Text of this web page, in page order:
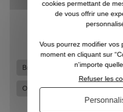
19,90 €
Browning Casquettes
Ouverture chasse plaine
cookies permettant de
de vous offrir une
Vous pourrez modifier vos
moment en cliquant sur
n'importe
Refuser les